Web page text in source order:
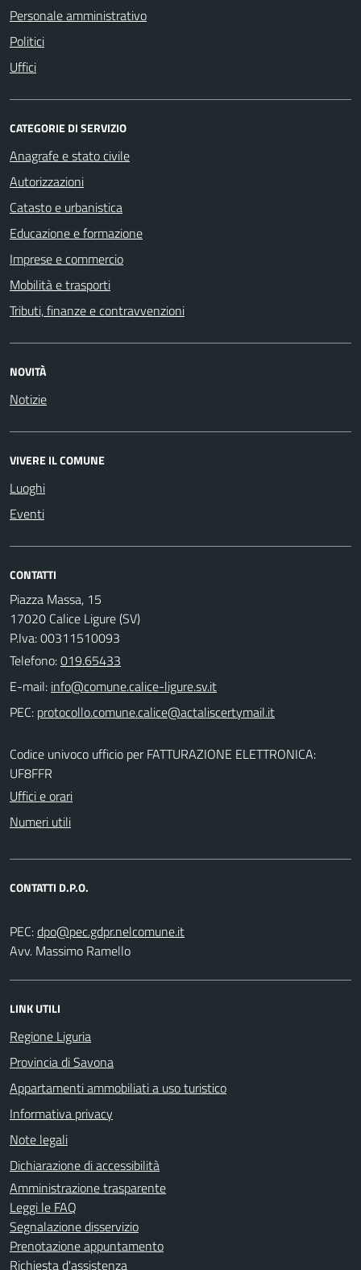
Personale amministrativo
Politici
Uffici
CATEGORIE DI SERVIZIO
Anagrafe e stato civile
Autorizzazioni
Catasto e urbanistica
Educazione e formazione
Imprese e commercio
Mobilità e trasporti
Tributi, finanze e contravvenzioni
NOVITÀ
Notizie
VIVERE IL COMUNE
Luoghi
Eventi
CONTATTI
Piazza Massa, 15
17020 Calice Ligure (SV)
P.Iva: 00311510093
Telefono:019.65433
E-mail:
PEC:
Codice univoco ufficio per FATTURAZIONE ELETTRONICA:
UF8FFR
Uffici e orari
Numeri utili
CONTATTI D.P.O.
PEC:
Avv. Massimo Ramello
LINK UTILI
Regione Liguria
Provincia di Savona
Appartamenti ammobiliati a uso turistico
Informativa privacy
Note legali
Dichiarazione di accessibilità
Amministrazione trasparente
Leggi le FAQ
Segnalazione disservizio
Prenotazione appuntamento
Richiesta d'assistenza